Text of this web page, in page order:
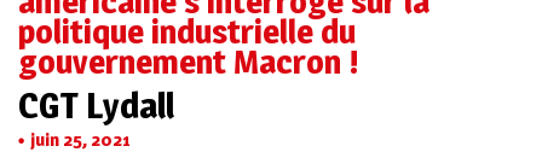
politique industrielle du
gouvernement Macron !
CGT Lydall
juin 25, 2021